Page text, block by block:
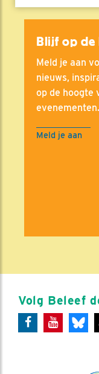
Blijf op de
Meld je aan
nieuws,
op de hoogte
evenementen.
Meld je aan
Volg Beleef